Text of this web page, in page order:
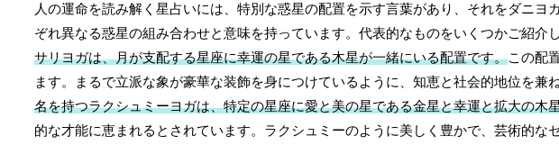
人の運命を読み解く星占いには、特別な惑星の配置を示す言葉があり、それをダニ
ぞれ異なる惑星の組み合わせと意味を持っています。代表的なものをいくつかご紹介
サリヨガは、月が支配する星座に幸運の星である木星が一緒にいる配置です。この配
ます。まるで立派な象が豪華な装飾を身につけているように、知恵と社会的地位を兼
名を持つラクシュミーヨガは、特定の星座に愛と美の星である金星と幸運と拡大の木
的な才能に恵まれるとされています。ラクシュミーのように美しく豊かで、芸術的な